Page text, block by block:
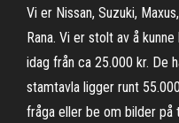
Vi er Nissan, Suzuki,
Rana. Vi er stolt av å
idag från ca 25.000 kr. De
stamtavla ligger runt
fråga eller be om bilder på